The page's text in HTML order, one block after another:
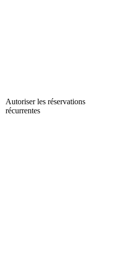
Autoriser les réservations
récurrentes